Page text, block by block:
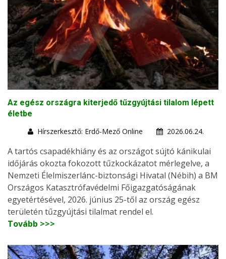
Az egész országra kiterjedő tűzgyújtási tilalom lépett
életbe
Hírszerkesztő: Erdő-Mező Online
2026.06.24.
A tartós csapadékhiány és az országot sújtó kánikulai
időjárás okozta fokozott tűzkockázatot mérlegelve, a
Nemzeti Élelmiszerlánc-biztonsági Hivatal (Nébih) a BM
Országos Katasztrófavédelmi Főigazgatóságának
egyetértésével, 2026. június 25-től az ország egész
területén tűzgyújtási tilalmat rendel el.
Tovább >>>